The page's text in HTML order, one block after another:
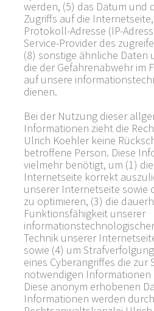
werden, (5) das Datum und
Zugriffs auf die
Protokoll-Adresse (IP-
Service-Provider des
(8) sonstige ähnliche Daten
die der Gefahrenabwehr im
auf unsere
dienen.
Bei der Nutzung dieser
Informationen zieht die
Ulrich Koehler keine
betroffene Person. Diese
vielmehr benötigt, um (1)
Internetseite korrekt
unserer Internetseite sowie
zu optimieren, (3) die
Funktionsfähigkeit unserer
Technik unserer
sowie (4) um
eines Cyberangriffes die zur
notwendigen
Diese anonym erhobenen
Informationen werden